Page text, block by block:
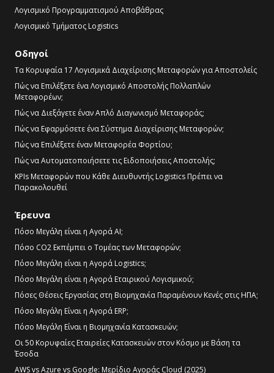
Λογισμικό Προγραμματισμού Αποβάθρας
Λογισμικό Τμήματος Logistics
Οδηγοί
Τα Κορυφαία 17 Λογισμικά Διαχείρισης Μεταφορών για Αποστολείς
Πώς να Επιλέξετε ένα Λογισμικό Αποστολής Πολλαπλών
Μεταφορέων;
Πώς να Διεξάγετε έναν Απλό Διαγωνισμό Μεταφοράς;
Πώς να Εφαρμόσετε ένα Σύστημα Διαχείρισης Μεταφορών;
Πώς να Επιλέξετε έναν Μεταφορέα Φορτίου;
Πώς να Αυτοματοποιήσετε τις Ειδοποιήσεις Αποστολής;
KPIs Μεταφορών που Κάθε Διευθυντής Logistics Πρέπει να
Παρακολουθεί
Έρευνα
Πόσο Μεγάλη είναι η Αγορά AI;
Πόσο CO2 Εκπέμπει ο Τομέας των Μεταφορών;
Πόσο Μεγάλη είναι η Αγορά Logistics;
Πόσο Μεγάλη είναι η Αγορά Εταιρικού Λογισμικού;
Πόσες Θέσεις Εργασίας στη Βιομηχανία Παραμένουν Κενές στις ΗΠΑ;
Πόσο Μεγάλη Είναι η Αγορά ERP;
Πόσο Μεγάλη Είναι η Βιομηχανία Κατασκευών;
Οι 50 Κορυφαίες Εταιρείες Κατασκευών στον Κόσμο με Βάση τα
Έσοδα
AWS vs Azure vs Google: Μερίδιο Αγοράς Cloud (2025)